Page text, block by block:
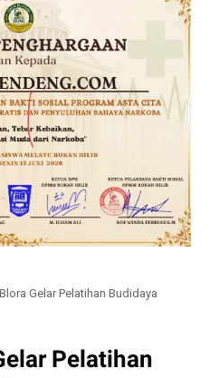
Gelar Pelatihan Budidaya
Pelatihan